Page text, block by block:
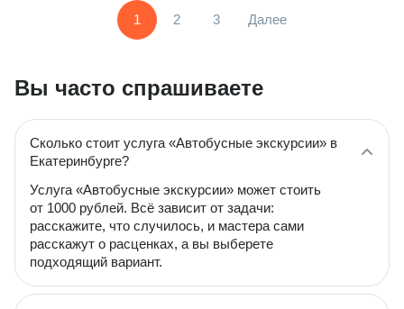
1 2 3 Далее
Вы часто спрашиваете
Сколько стоит услуга «Автобусные экскурсии» в
Екатеринбурге?
Услуга «Автобусные экскурсии» может стоить
от 1000 рублей. Всё зависит от задачи:
расскажите, что случилось, и мастера сами
расскажут о расценках, а вы выберете
подходящий вариант.